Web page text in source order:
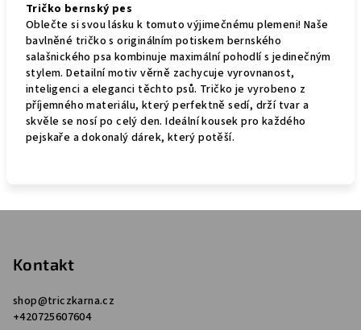
Tričko bernský pes
Oblečte si svou lásku k tomuto výjimečnému plemeni! Naše
bavlněné tričko s originálním potiskem bernského
salašnického psa kombinuje maximální pohodlí s jedinečným
stylem. Detailní motiv věrně zachycuje vyrovnanost,
inteligenci a eleganci těchto psů. Tričko je vyrobeno z
příjemného materiálu, který perfektně sedí, drží tvar a
skvěle se nosí po celý den. Ideální kousek pro každého
pejskaře a dokonalý dárek, který potěší.
Kontakt
shop@triczkarna.cz
+420725607604